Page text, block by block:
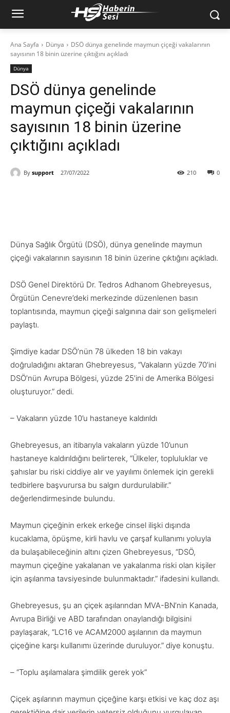
Ana Sayfa Dünya
DSÖ dünya genelinde maymun çiçeği vakalarının
sayısının 18 binin üzerine çıktığını açıkladı
Dünya
DSÖ dünya genelinde
maymun çiçeği vakalarının
sayısının 18 binin üzerine
çıktığını açıkladı
By support 27/07/2022 0
210
Dünya Sağlık Örgütü (DSÖ), dünya genelinde maymun
çiçeği vakalarının sayısının 18 binin üzerine çıktığını açıkladı.
DSÖ Genel Direktörü Dr. Tedros Adhanom Ghebreyesus,
Örgütün Cenevre’deki merkezinde düzenlenen basın
toplantısında, maymun çiçeği salgınına dair son gelişmeleri
paylaştı.
Şimdiye kadar DSÖ’nün 78 ülkeden 18 bin vakayı
doğruladığını aktaran Ghebreyesus, “Vakaların yüzde 70’ini
DSÖ’nün Avrupa Bölgesi, yüzde 25’ini de Amerika Bölgesi
oluşturuyor.” dedi.
– Vakaların yüzde 10’u hastaneye kaldırıldı
Ghebreyesus, an itibarıyla vakaların yüzde 10’unun
hastaneye kaldırıldığını belirterek, “Ülkeler, topluluklar ve
şahıslar bu riski ciddiye alır ve yayılımı önlemek için gerekli
tedbirlere başvurursa bu salgın durdurulabilir.”
değerlendirmesinde bulundu.
Maymun çiçeğinin erkek erkeğe cinsel ilişki dışında
kucaklama, öpüşme, kirli havlu ve çarşaf kullanımı yoluyla
da bulaşabileceğinin altını çizen Ghebreyesus, “DSÖ,
maymun çiçeğine yakalanan ve yakalanma riski olan kişiler
için aşılanma tavsiyesinde bulunmaktadır.” ifadesini kullandı.
Ghebreyesus, şu an çiçek aşılarından MVA-BN’nin Kanada,
Avrupa Birliği ve ABD tarafından onaylandığı bilgisini
paylaşarak, “LC16 ve ACAM2000 aşılarının da maymun
çiçeğine karşı kullanımı üzerinde duruluyor.” diye konuştu.
– “Toplu aşılamalara şimdilik gerek yok”
Çiçek aşılarının maymun çiçeğine karşı etkisi ve kaç doz aşı